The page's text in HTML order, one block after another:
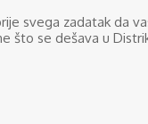
svega zadatak da
što se dešava u